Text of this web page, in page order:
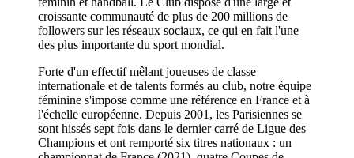
croissante communauté de plus de 200 millions de
followers sur les réseaux sociaux, ce qui en fait l'une
des plus importante du sport mondial.
Forte d'un effectif mêlant joueuses de classe
internationale et de talents formés au club, notre équipe
féminine s'impose comme une référence en France et à
l'échelle européenne. Depuis 2001, les Parisiennes se
sont hissés sept fois dans le dernier carré de Ligue des
Champions et ont remporté six titres nationaux : un